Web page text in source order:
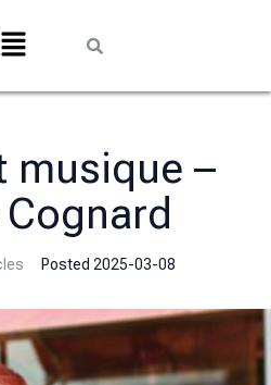
musique –
Posted 2025-03-08